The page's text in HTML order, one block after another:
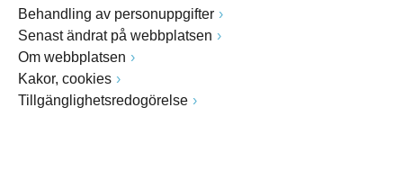
Behandling av personuppgifter
Senast ändrat på webbplatsen
Om webbplatsen
Kakor, cookies
Tillgänglighetsredogörelse